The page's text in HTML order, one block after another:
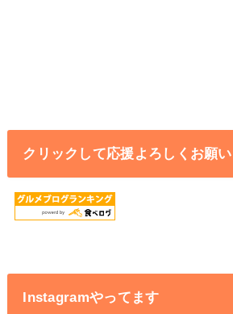
クリックして応援よろしくお願い
Instagramやってます